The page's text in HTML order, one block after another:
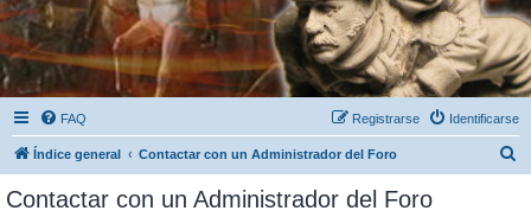
FAQ Identificarse
Registrarse
Índice general Contactar con un Administrador del Foro
Contactar con un Administrador del Foro